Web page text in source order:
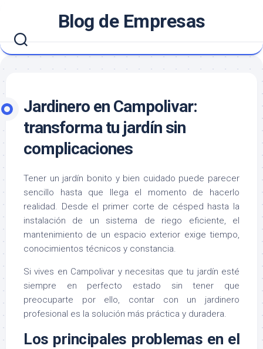
contenido
Blog de Empresas
Jardinero en Campolivar:
transforma tu jardín sin
complicaciones
Tener un jardín bonito y bien cuidado puede parecer
sencillo hasta que llega el momento de hacerlo
realidad. Desde el primer corte de césped hasta la
instalación de un sistema de riego eficiente, el
mantenimiento de un espacio exterior exige tiempo,
conocimientos técnicos y constancia.
Si vives en Campolivar y necesitas que tu jardín esté
siempre en perfecto estado sin tener que
preocuparte por ello, contar con un jardinero
profesional es la solución más práctica y duradera.
Los principales problemas en el